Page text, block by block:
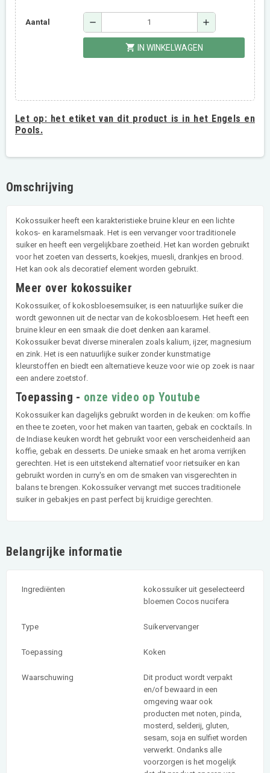
Aantal remove add
shopping_cart IN WINKELWAGEN
Let op: het etiket van dit product is in het Engels en
Pools.
Omschrijving
Kokossuiker heeft een karakteristieke bruine kleur en een lichte
kokos- en karamelsmaak. Het is een vervanger voor traditionele
suiker en heeft een vergelijkbare zoetheid. Het kan worden gebruikt
voor het zoeten van desserts, koekjes, muesli, drankjes en brood.
Het kan ook als decoratief element worden gebruikt.
Meer over kokossuiker
Kokossuiker, of kokosbloesemsuiker, is een natuurlijke suiker die
wordt gewonnen uit de nectar van de kokosbloesem. Het heeft een
bruine kleur en een smaak die doet denken aan karamel.
Kokossuiker bevat diverse mineralen zoals kalium, ijzer, magnesium
en zink. Het is een natuurlijke suiker zonder kunstmatige
kleurstoffen en biedt een alternatieve keuze voor wie op zoek is naar
een andere zoetstof.
Toepassing - onze video op Youtube
Kokossuiker kan dagelijks gebruikt worden in de keuken: om koffie
en thee te zoeten, voor het maken van taarten, gebak en cocktails. In
de Indiase keuken wordt het gebruikt voor een verscheidenheid aan
koffie, gebak en desserts. De unieke smaak en het aroma verrijken
gerechten. Het is een uitstekend alternatief voor rietsuiker en kan
gebruikt worden in curry's en om de smaken van visgerechten in
balans te brengen. Kokossuiker vervangt met succes traditionele
suiker in gebakjes en past perfect bij kruidige gerechten.
Belangrijke informatie
Ingrediënten
kokossuiker uit geselecteerd
bloemen Cocos nucifera
Type Suikervervanger
Toepassing Koken
Waarschuwing
Dit product wordt verpakt
en/of bewaard in een
omgeving waar ook
producten met noten, pinda,
mosterd, selderij, gluten,
sesam, soja en sulfiet worden
verwerkt. Ondanks alle
voorzorgen is het mogelijk